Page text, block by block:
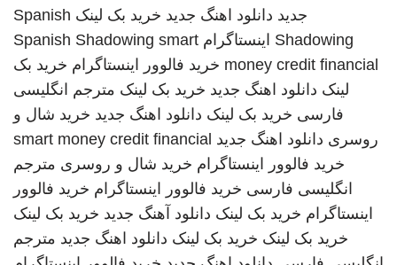
جدید دانلود اهنگ جدید خرید بک لینک Spanish
Shadowing اینستاگرام Spanish Shadowing smart
money credit financial خرید فالوور اینستاگرام خرید بک
لینک دانلود اهنگ جدید خرید بک لینک مترجم انگلیسی
فارسی خرید بک لینک دانلود اهنگ جدید خرید شال و
روسری دانلود اهنگ جدید smart money credit financial
خرید فالوور اینستاگرام خرید شال و روسری مترجم
انگلیسی فارسی خرید فالوور اینستاگرام خرید فالوور
اینستاگرام خرید بک لینک دانلود آهنگ جدید خرید بک لینک
خرید بک لینک خرید بک لینک دانلود اهنگ جدید مترجم